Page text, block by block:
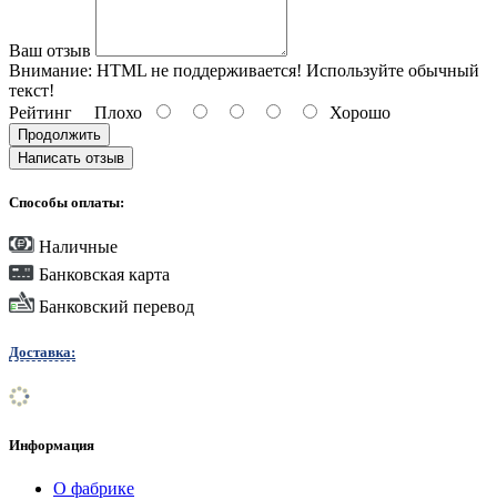
Ваш отзыв
Внимание: HTML не поддерживается! Используйте обычный
текст!
Рейтинг Плохо Хорошо
Продолжить
Написать отзыв
Способы оплаты:
Наличные
Банковская карта
Банковский перевод
Доставка:
Информация
О фабрике